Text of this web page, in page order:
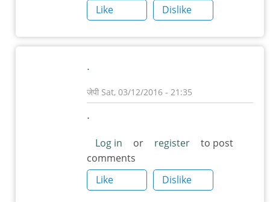
Like
Dislike
.
जेपी Sat, 03/12/2016 - 21:35
आज
गावातल्याच
अन्नपूर्णा
.
Log in or register
to post
comments
Like
Dislike